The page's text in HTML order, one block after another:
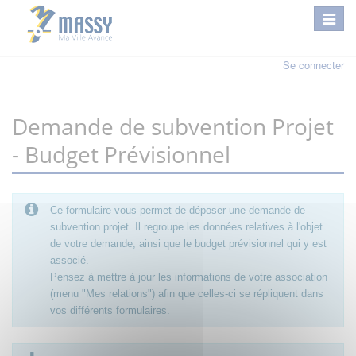
Se connecter
Demande de subvention Projet
- Budget Prévisionnel
Ce formulaire vous permet de déposer une demande de
subvention projet. Il regroupe les données relatives à l'objet
de votre demande, ainsi que le budget prévisionnel qui y est
associé.
Pensez à mettre à jour les informations de votre association
(menu "Mes relations") afin que celles-ci se répliquent dans
vos différents formulaires.